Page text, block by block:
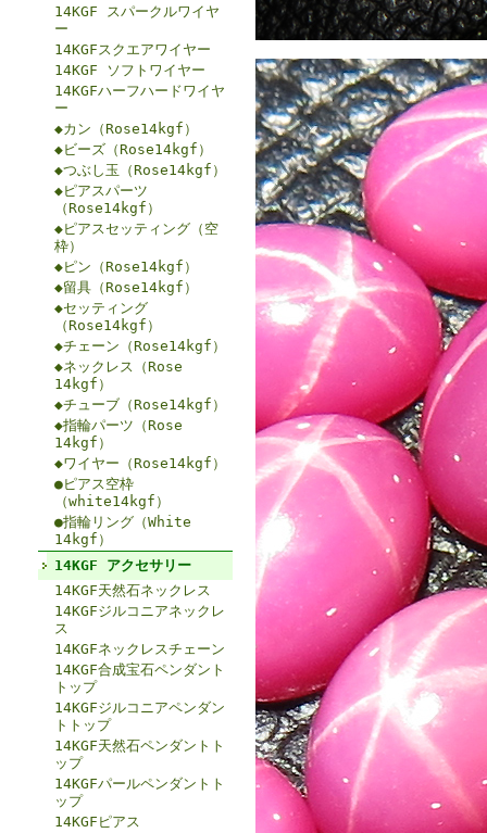
14KGF スパークルワイヤ
ー
14KGFスクエアワイヤー
14KGF ソフトワイヤー
14KGFハーフハードワイヤ
ー
◆カン（Rose14kgf）
◆ビーズ（Rose14kgf）
◆つぶし玉（Rose14kgf）
◆ピアスパーツ
（Rose14kgf）
◆ピアスセッティング（空
枠）
◆ピン（Rose14kgf）
◆留具（Rose14kgf）
◆セッティング
（Rose14kgf）
◆チェーン（Rose14kgf）
◆ネックレス（Rose
14kgf）
◆チューブ（Rose14kgf）
◆指輪パーツ（Rose
14kgf）
◆ワイヤー（Rose14kgf）
●ピアス空枠
（white14kgf）
●指輪リング（White
14kgf）
14KGF アクセサリー
14KGF天然石ネックレス
14KGFジルコニアネックレ
ス
14KGFネックレスチェーン
14KGF合成宝石ペンダント
トップ
14KGFジルコニアペンダン
トトップ
14KGF天然石ペンダントト
ップ
14KGFパールペンダントト
ップ
14KGFピアス